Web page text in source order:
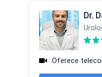
Dr.
Oferece